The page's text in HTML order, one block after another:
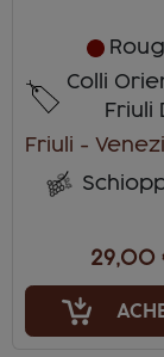
Colli
Friuli
Friuli -
29,00